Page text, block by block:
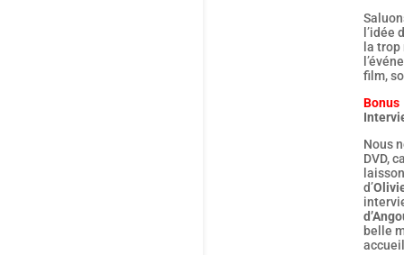
l’idée
la trop
film,
Bonus
Nous
DVD,
d’
belle